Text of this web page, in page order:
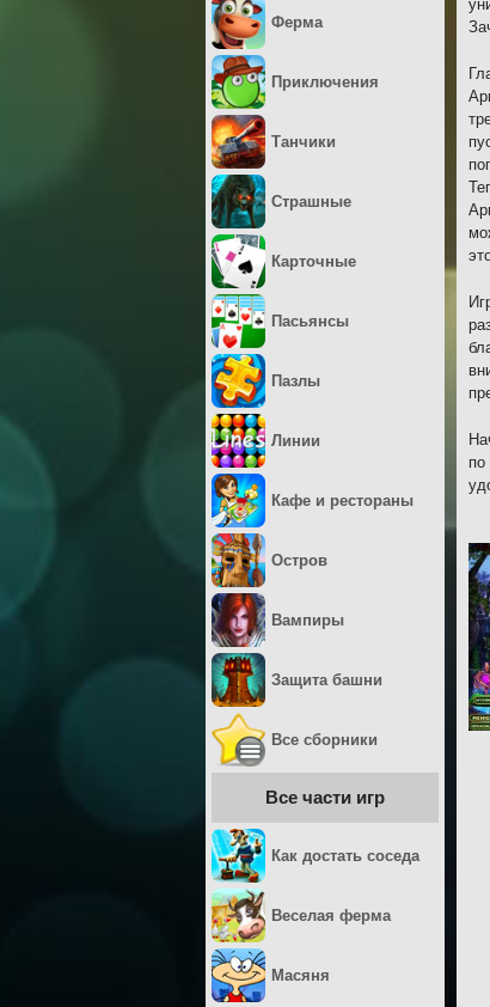
по
Ферма
Приключения
Танчики
Страшные
Карточные
Пасьянсы
Пазлы
Линии
Кафе и рестораны
Остров
Вампиры
Защита башни
Все сборники
Все части игр
Как достать соседа
Веселая ферма
Масяня